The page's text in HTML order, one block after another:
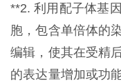
**2. 利用配子体基
胞，包含单倍体的
编辑，使其在受精
的表达量增加或功